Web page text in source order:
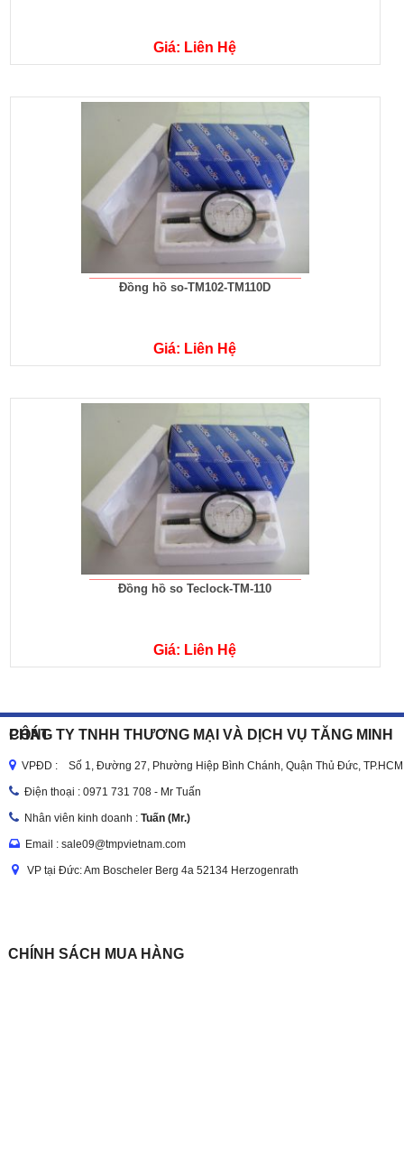
Giá: Liên Hệ
Đồng hồ so-TM102-TM110D
Giá: Liên Hệ
Đồng hồ so Teclock-TM-110
Giá: Liên Hệ
CÔNG TY TNHH THƯƠNG MẠI VÀ DỊCH VỤ TĂNG MINH PHÁT
VPĐD : Số 1, Đường 27, Phường Hiệp Bình Chánh, Quận Thủ Đức, TP.HCM
Điện thoại : 0971 731 708 - Mr Tuấn
Nhân viên kinh doanh : Tuấn (Mr.)
Email : sale09@tmpvietnam.com
VP tại Đức: Am Boscheler Berg 4a 52134 Herzogenrath
CHÍNH SÁCH MUA HÀNG